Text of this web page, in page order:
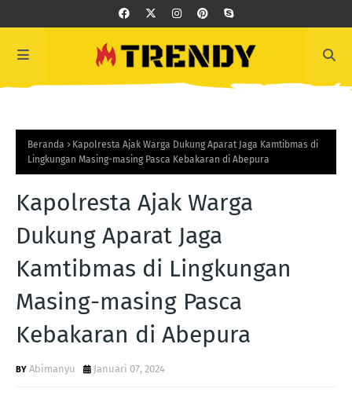
Beranda
Kapolresta Ajak Warga Dukung Aparat Jaga Kamtibmas di
Lingkungan Masing-masing Pasca Kebakaran di Abepura
Kapolresta Ajak Warga
Dukung Aparat Jaga
Kamtibmas di Lingkungan
Masing-masing Pasca
Kebakaran di Abepura
Abimanyu Januari 07, 2024